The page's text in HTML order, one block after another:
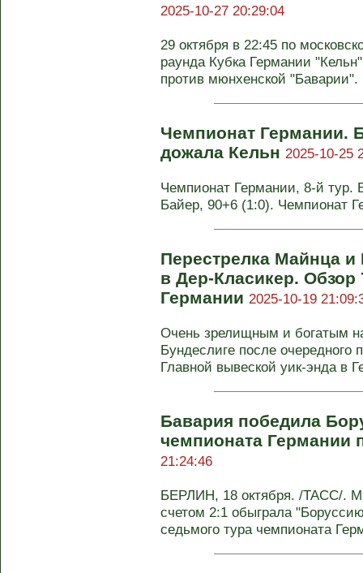
2025-10-27 20:29:04
29 октября в 22:45 по
раунда Кубка Германии
против мюнхенской "Баварии".
Чемпионат Германии.
дожала Кельн 2025-10-25
Чемпионат Германии, 8-й тур.
Байер, 90+6 (1:0). Чемпионат
Перестрелка Майнца
в Дер-Класикер. Обзор
Германии 2025-10-19
Очень зрелищным и богатым
Бундеслиге после очередного
Главной вывеской уик-энда в
Бавария победила
чемпионата Германии
21:24:46
БЕРЛИН, 18 октября. /ТАСС/.
счетом 2:1 обыграла
седьмого тура чемпионата